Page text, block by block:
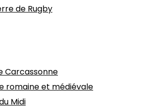
de Rugby
Carcassonne
romaine et médiévale
Midi